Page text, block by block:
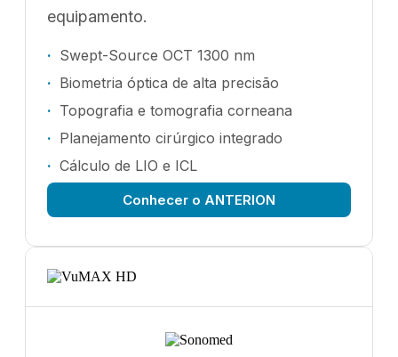
equipamento.
Swept-Source OCT 1300 nm
Biometria óptica de alta precisão
Topografia e tomografia corneana
Planejamento cirúrgico integrado
Cálculo de LIO e ICL
Conhecer o ANTERION